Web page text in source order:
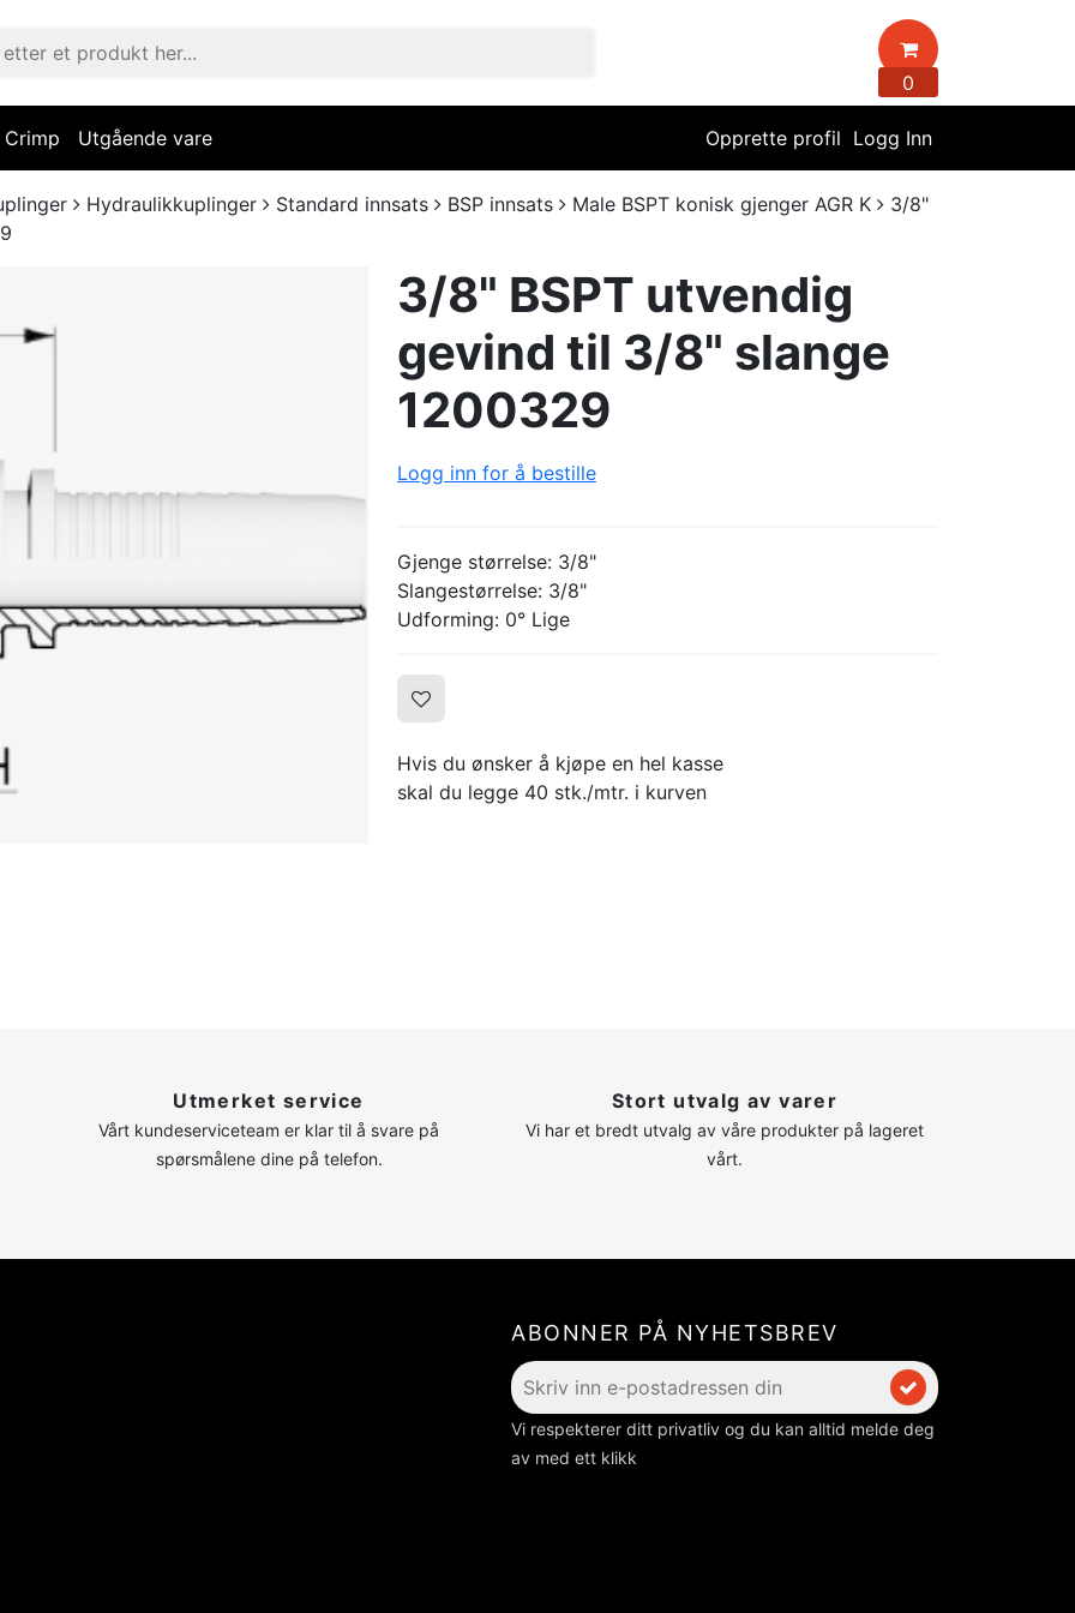
0
Crimp Utgående vare Logg Inn
Opprette profil
Hydraulikkuplinger Standard innsats BSP innsats Male BSPT konisk gjenger AGR K
3/8"
3/8" BSPT utvendig
gevind til 3/8" slange
1200329
Logg inn for å bestille
Gjenge størrelse: 3/8"
Slangestørrelse: 3/8"
Udforming: 0° Lige
Hvis du ønsker å kjøpe en hel kasse
skal du legge 40 stk./mtr. i kurven
Utmerket service
Vårt kundeserviceteam er klar til å svare på
spørsmålene dine på telefon.
Stort utvalg av varer
Vi har et bredt utvalg av våre produkter på lageret
vårt.
ABONNER PÅ NYHETSBREV
Vi respekterer ditt privatliv og du kan alltid melde deg
av med ett klikk